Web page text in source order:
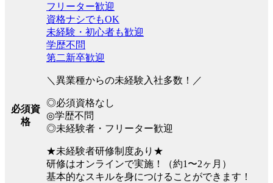
必須資
格
フリーター歓迎
資格ナシでもOK
未経験・初心者も歓迎
学歴不問
第二新卒歓迎
＼異業種からの未経験入社多数！／
◎必須資格なし
◎学歴不問
◎未経験者・フリーター歓迎
★未経験者研修制度あり★
研修はオンラインで実施！（約1〜2ヶ月）
基本的なスキルを身につけることができます！